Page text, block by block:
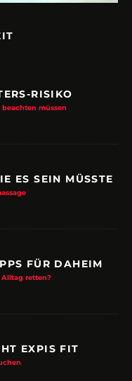
RISIKO
beachten müssen
ES SEIN MÜSSTE
FÜR DAHEIM
Alltag retten?
EXPIS FIT